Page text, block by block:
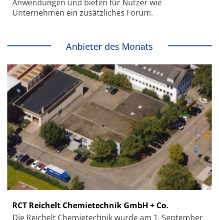
Anwendungen und bieten für Nutzer wie
Unternehmen ein zusätzliches Forum.
Anbieter des Monats
RCT Reichelt Chemietechnik GmbH + Co.
Die Reichelt Chemietechnik wurde am 1. September